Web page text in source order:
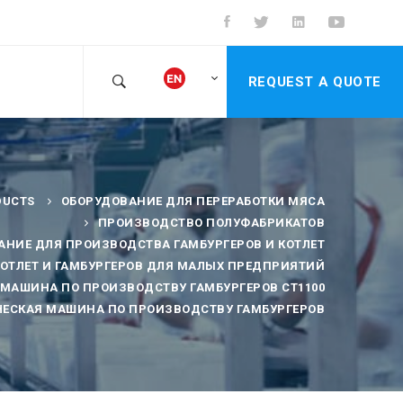
REQUEST A QUOTE
ОБОРУДОВАНИЕ ДЛЯ ПЕРЕРАБОТКИ МЯСА
ПРОИЗВОДСТВО ПОЛУФАБРИКАТОВ
ДЛЯ ПРОИЗВОДСТВА ГАМБУРГЕРОВ И КОТЛЕТ
И ГАМБУРГЕРОВ ДЛЯ МАЛЫХ ПРЕДПРИЯТИЙ
ПО ПРОИЗВОДСТВУ ГАМБУРГЕРОВ CT1100
МАШИНА ПО ПРОИЗВОДСТВУ ГАМБУРГЕРОВ